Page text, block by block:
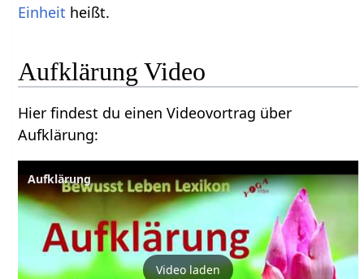
Einheit heißt.
Aufklärung‏‎ Video
Hier findest du einen Videovortrag über
Aufklärung‏‎:
Aufklärung
Video laden